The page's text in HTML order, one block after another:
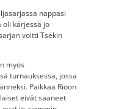
nappasi
oli kärjessä jo
voitti Tsekin
myös
turnauksessa, jossa
Paikkaa Rioon
eivät saaneet